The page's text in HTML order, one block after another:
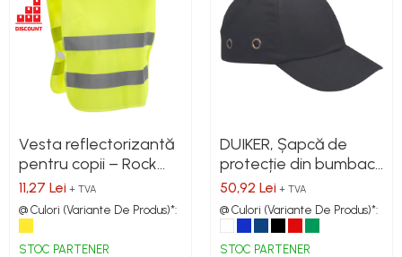
Vesta reflectorizantă
pentru copii – Rock
Safety
11,27 Lei + TVA
@ Culori (Variante De Produs)*:
STOC PARTENER
DUIKER, Șapcă de
protecție din bumbac,
calotă din ABS
50,92 Lei + TVA
@ Culori (Variante De Produs)*:
STOC PARTENER